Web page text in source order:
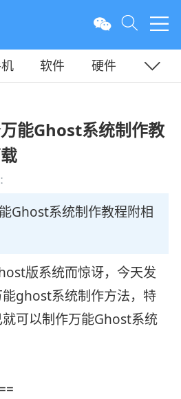
软件
硬件
能Ghost系统制作教
Ghost系统制作教程附相
版系统而惊讶，今天发
ghost系统制作方法，特
可以制作万能Ghost系统